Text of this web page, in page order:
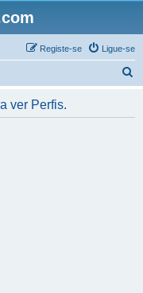
Ligue-se
Registe-se
ver Perfis.